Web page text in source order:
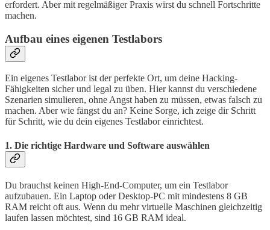
erfordert. Aber mit regelmäßiger Praxis wirst du schnell Fortschritte
machen.
Aufbau eines eigenen Testlabors
Ein eigenes Testlabor ist der perfekte Ort, um deine Hacking-
Fähigkeiten sicher und legal zu üben. Hier kannst du verschiedene
Szenarien simulieren, ohne Angst haben zu müssen, etwas falsch zu
machen. Aber wie fängst du an? Keine Sorge, ich zeige dir Schritt
für Schritt, wie du dein eigenes Testlabor einrichtest.
1. Die richtige Hardware und Software auswählen
Du brauchst keinen High-End-Computer, um ein Testlabor
aufzubauen. Ein Laptop oder Desktop-PC mit mindestens 8 GB
RAM reicht oft aus. Wenn du mehr virtuelle Maschinen gleichzeitig
laufen lassen möchtest, sind 16 GB RAM ideal.